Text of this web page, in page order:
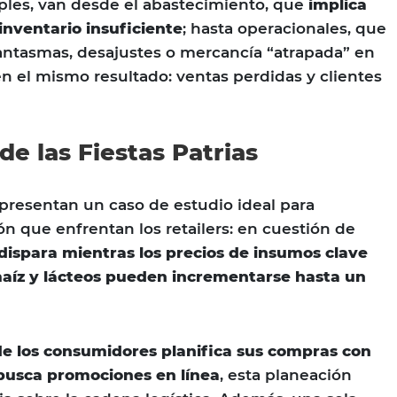
van desde el abastecimiento, que implica
insuficiente; hasta operacionales, que
desajustes o mercancía “atrapada” en
el mismo resultado: ventas perdidas y clientes
las Fiestas Patrias
un caso de estudio ideal para
que enfrentan los retailers: en cuestión de
mientras los precios de insumos clave
y lácteos pueden incrementarse hasta un
los consumidores planifica sus compras con
promociones en línea, esta planeación